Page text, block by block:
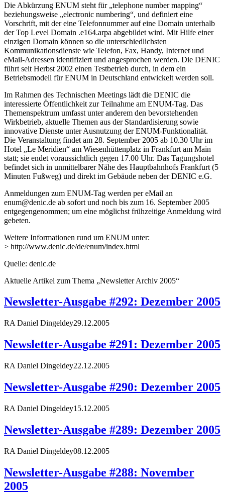
Die Abkürzung ENUM steht für „telephone number mapping“
beziehungsweise „electronic numbering“, und definiert eine
Vorschrift, mit der eine Telefonnummer auf eine Domain unterhalb
der Top Level Domain .e164.arpa abgebildet wird. Mit Hilfe einer
einzigen Domain können so die unterschiedlichsten
Kommunikationsdienste wie Telefon, Fax, Handy, Internet und
eMail-Adressen identifiziert und angesprochen werden. Die DENIC
führt seit Herbst 2002 einen Testbetrieb durch, in dem ein
Betriebsmodell für ENUM in Deutschland entwickelt werden soll.
Im Rahmen des Technischen Meetings lädt die DENIC die
interessierte Öffentlichkeit zur Teilnahme am ENUM-Tag. Das
Themenspektrum umfasst unter anderem den bevorstehenden
Wirkbetrieb, aktuelle Themen aus der Standardisierung sowie
innovative Dienste unter Ausnutzung der ENUM-Funktionalität.
Die Veranstaltung findet am 28. September 2005 ab 10.30 Uhr im
Hotel „Le Meridien“ am Wiesenhüttenplatz in Frankfurt am Main
statt; sie endet voraussichtlich gegen 17.00 Uhr. Das Tagungshotel
befindet sich in unmittelbarer Nähe des Hauptbahnhofs Frankfurt (5
Minuten Fußweg) und direkt im Gebäude neben der DENIC e.G.
Anmeldungen zum ENUM-Tag werden per eMail an
enum@denic.de ab sofort und noch bis zum 16. September 2005
entgegengenommen; um eine möglichst frühzeitige Anmeldung wird
gebeten.
Weitere Informationen rund um ENUM unter:
> http://www.denic.de/de/enum/index.html
Quelle: denic.de
Aktuelle Artikel zum Thema „Newsletter Archiv 2005“
Newsletter-Ausgabe #292: Dezember 2005
RA Daniel Dingeldey29.12.2005
Newsletter-Ausgabe #291: Dezember 2005
RA Daniel Dingeldey22.12.2005
Newsletter-Ausgabe #290: Dezember 2005
RA Daniel Dingeldey15.12.2005
Newsletter-Ausgabe #289: Dezember 2005
RA Daniel Dingeldey08.12.2005
Newsletter-Ausgabe #288: November
2005